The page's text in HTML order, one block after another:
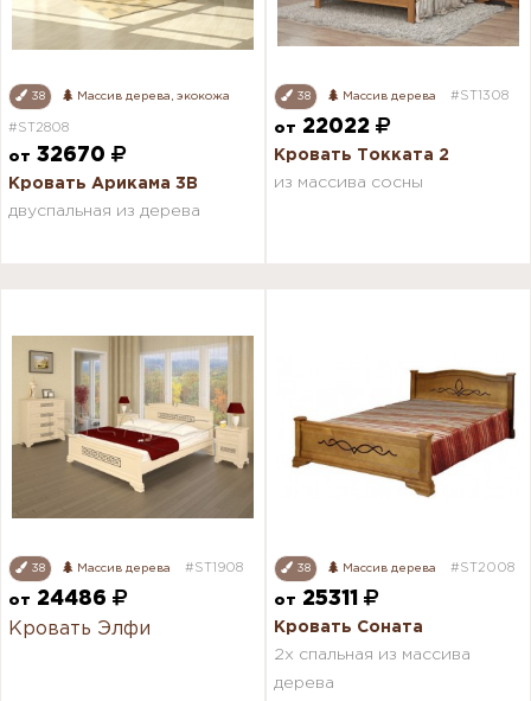
38 Массив дерева, экокожа
#ST2808
от 32670
Кровать Арикама 3В
двуспальная из дерева
38 Массив дерева #ST1308
от 22022
Кровать Токката 2
из массива сосны
38 Массив дерева #ST1908
от
24486
Кровать Элфи
38 Массив дерева #ST2008
от 25311
Кровать Соната
2х спальная из массива
дерева